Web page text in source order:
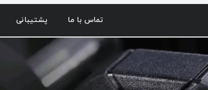
تماس با ما پشتیبانی